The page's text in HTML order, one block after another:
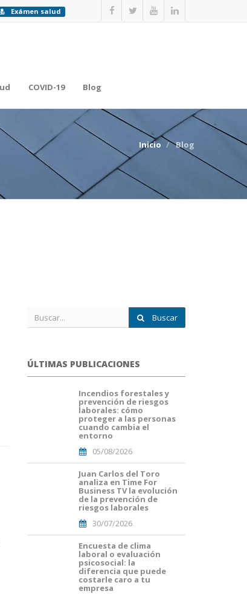
Exámen salud
COVID-19 Blog
Inicio Blog
Buscar
ÚLTIMAS PUBLICACIONES
Incendios forestales y
prevención de riesgos
laborales: cómo
proteger a las personas
cuando cambia el
entorno
05/08/2026
Juan Carlos del Toro
analiza en Time For
Business TV la evolución
de la prevención de
riesgos laborales
30/07/2026
Encuesta de clima
laboral o evaluación
psicosocial: la
diferencia que puede
costarle caro a tu
empresa